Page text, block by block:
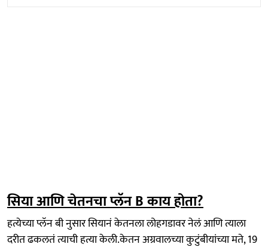
सिया आणि चेतनचा प्लॅन B काय होता?
हत्येच्या प्लॅन बी नुसार सियानं केतनला लोहगडावर नेलं आणि त्याला
दरीत ढकलतं त्याची हत्या केली.केतन अग्रवालच्या कुटुंबीयांच्या मते, 19